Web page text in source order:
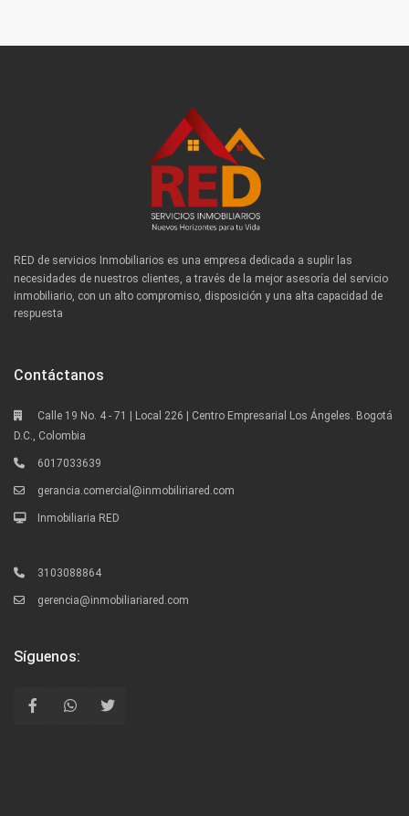
RED de servicios Inmobiliarios es una empresa dedicada a suplir las
necesidades de nuestros clientes, a través de la mejor asesoría del servicio
inmobiliario, con un alto compromiso, disposición y una alta capacidad de
respuesta
Contáctanos
Calle 19 No. 4 - 71 | Local 226 | Centro Empresarial Los Ángeles. Bogotá
D.C., Colombia
6017033639
gerancia.comercial@inmobiliriared.com
Inmobiliaria RED
3103088864
gerencia@inmobiliariared.com
Síguenos: